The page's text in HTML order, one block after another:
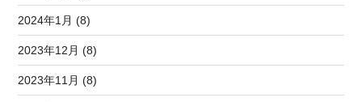
2024年1月 (8)
2023年12月 (8)
2023年11月 (8)